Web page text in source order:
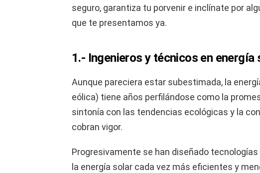
seguro, garantiza tu porvenir e inclínate por
que te presentamos ya.
1.- Ingenieros y técnicos en energía
Aunque pareciera estar subestimada, la
eólica) tiene años perfilándose como la
sintonía con las tendencias ecológicas y la
cobran vigor.
Progresivamente se han diseñado
la energía solar cada vez más eficientes y